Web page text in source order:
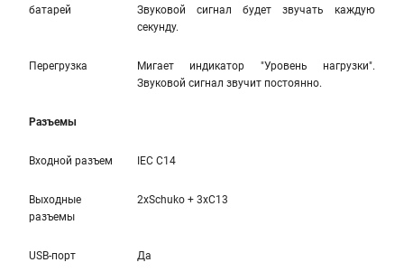
батарей
Звуковой сигнал будет звучать каждую
секунду.
Перегрузка
Мигает индикатор "Уровень нагрузки".
Звуковой сигнал звучит постоянно.
Разъемы
Входной разъем IEC C14
Выходные
разъемы
2xSchuko + 3xC13
USB-порт Да